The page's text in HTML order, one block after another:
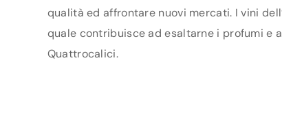
qualità ed affrontare nuovi mercati. I vini
quale contribuisce ad esaltarne i profumi e
Quattrocalici.